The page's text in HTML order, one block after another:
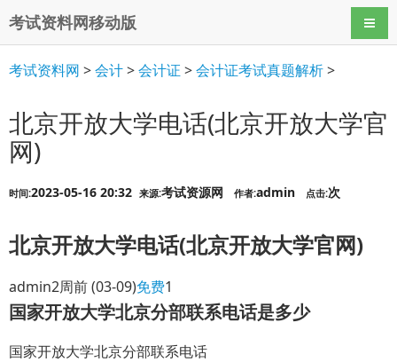
考试资料网移动版 导航
考试资料网 >会计>会计证 >会计证考试真题解析>
北京开放大学电话(北京开放大学官
网)
时间:2023-05-16 20:32 来源:考试资源网 作者:admin 点击:次
北京开放大学电话(北京开放大学官网)
admin2周前(03-09)免费1
国家开放大学北京分部联系电话是多少
国家开放大学北京分部联系电话